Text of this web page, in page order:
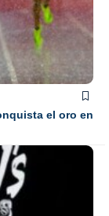
el oro en